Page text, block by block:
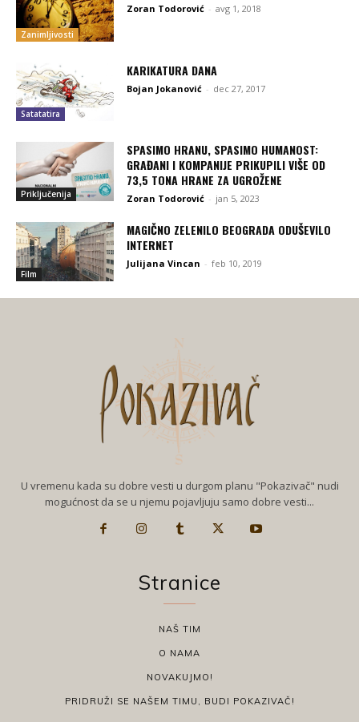
Zanimljivosti
Zoran Todorović - avg 1, 2018
Satatatira
KARIKATURA DANA
Bojan Jokanović - dec 27, 2017
Priključenija
SPASIMO HRANU, SPASIMO HUMANOST:
GRAĐANI I KOMPANIJE PRIKUPILI VIŠE OD
73,5 TONA HRANE ZA UGROŽENE
Zoran Todorović - jan 5, 2023
Film
MAGIČNO ZELENILO BEOGRADA ODUŠEVILO
INTERNET
Julijana Vincan - feb 10, 2019
U vremenu kada su dobre vesti u durgom planu "Pokazivač" nudi
mogućnost da se u njemu pojavljuju samo dobre vesti...
Stranice
NAŠ TIM
O NAMA
NOVAKUJMO!
PRIDRUŽI SE NAŠEM TIMU, BUDI POKAZIVAČ!